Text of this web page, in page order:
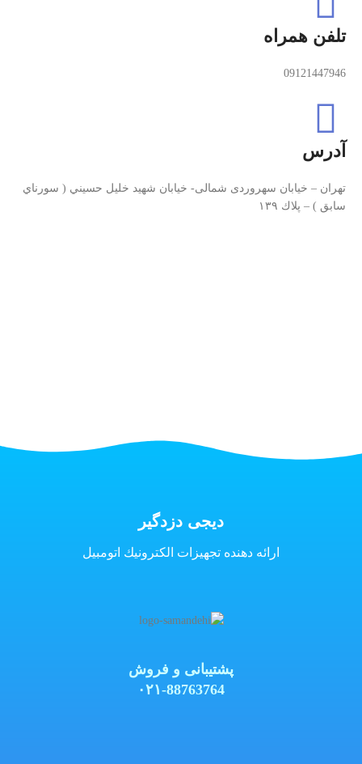
تلفن همراه
09121447946
آدرس
تهران – خيابان سهروردی شمالی- خيابان شهيد خليل حسيني ( سورناي
سابق ) – پلاك ۱۳۹
دیجی دزدگیر
ارائه دهنده تجهيزات الكترونيك اتومبیل
پشتیبانی و فروش
۰۲۱-88763764